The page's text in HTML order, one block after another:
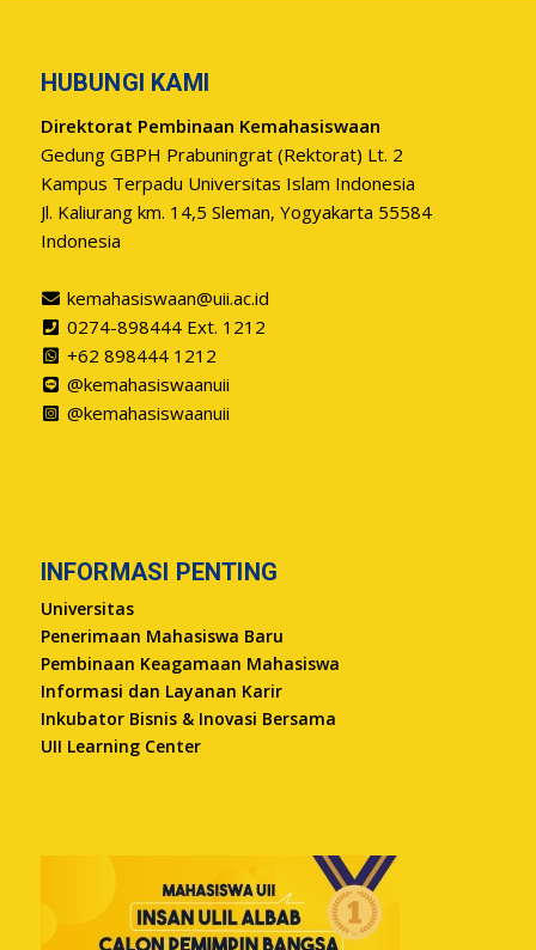
HUBUNGI KAMI
Direktorat Pembinaan Kemahasiswaan
Gedung GBPH Prabuningrat (Rektorat) Lt. 2
Kampus Terpadu Universitas Islam Indonesia
Jl. Kaliurang km. 14,5 Sleman, Yogyakarta 55584
Indonesia
kemahasiswaan@uii.ac.id
0274-898444 Ext. 1212
+62 898444 1212
@kemahasiswaanuii
@kemahasiswaanuii
INFORMASI PENTING
Universitas
Penerimaan Mahasiswa Baru
Pembinaan Keagamaan Mahasiswa
Informasi dan Layanan Karir
Inkubator Bisnis & Inovasi Bersama
UII Learning Center